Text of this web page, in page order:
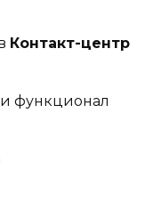
Контакт-центр
функционал